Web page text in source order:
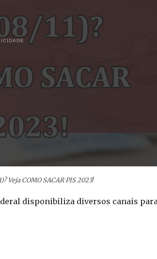
Veja COMO SACAR PIS 2023!
disponibiliza diversos canais